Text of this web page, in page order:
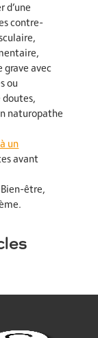
d’une
contre-
avec
ou
doutes,
naturopathe
un
avant
Bien-être,